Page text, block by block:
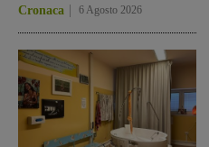
Cronaca 6 Agosto 2026